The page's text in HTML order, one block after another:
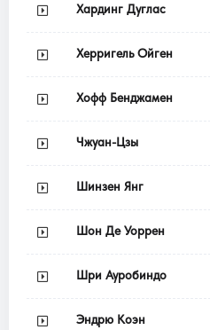
Хардинг Дуглас
Херригель Ойген
Хофф Бенджамен
Чжуан-Цзы
Шинзен Янг
Шон Де Уоррен
Шри Ауробиндо
Эндрю Коэн